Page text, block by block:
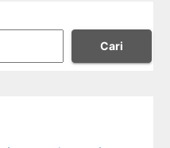
Cari